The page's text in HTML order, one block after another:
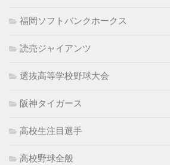
福岡ソフトバンクホークス
読売ジャイアンツ
選抜高等学校野球大会
阪神タイガース
高校生注目選手
高校野球全般